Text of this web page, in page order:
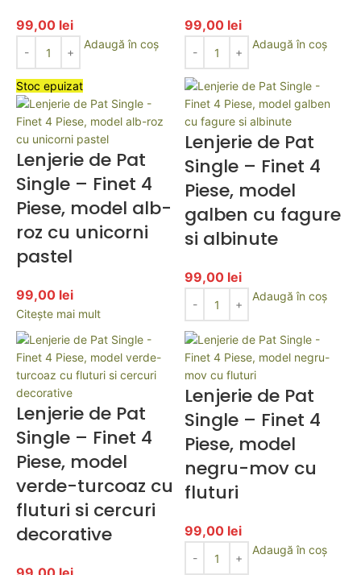
99,00 lei
Adaugă în coș
99,00 lei
Adaugă în coș
Stoc epuizat
Lenjerie de Pat
Single – Finet 4
Piese, model alb-
roz cu unicorni
pastel
99,00 lei
Citește mai mult
Lenjerie de Pat
Single – Finet 4
Piese, model
galben cu fagure
si albinute
99,00 lei
Adaugă în coș
Lenjerie de Pat
Single – Finet 4
Piese, model
verde-turcoaz cu
fluturi si cercuri
decorative
Lenjerie de Pat
Single – Finet 4
Piese, model
negru-mov cu
fluturi
99,00 lei
Adaugă în coș